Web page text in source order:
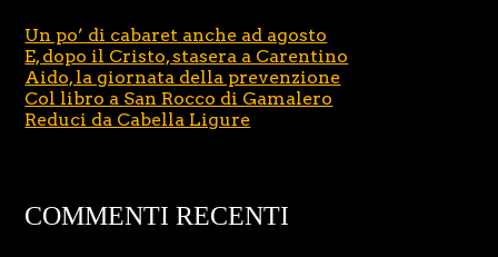
Un po’ di cabaret anche ad agosto
E, dopo il Cristo, stasera a Carentino
Aido, la giornata della prevenzione
Col libro a San Rocco di Gamalero
Reduci da Cabella Ligure
COMMENTI RECENTI